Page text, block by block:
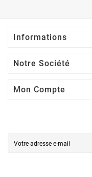
Informations
Notre Société
Mon Compte